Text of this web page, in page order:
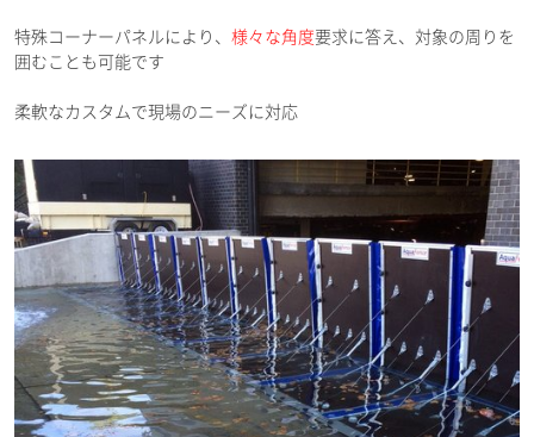
特殊コーナーパネルにより、 様々な角度要求に答え、対象の周りを
囲むことも可能です
柔軟なカスタムで現場のニーズに対応